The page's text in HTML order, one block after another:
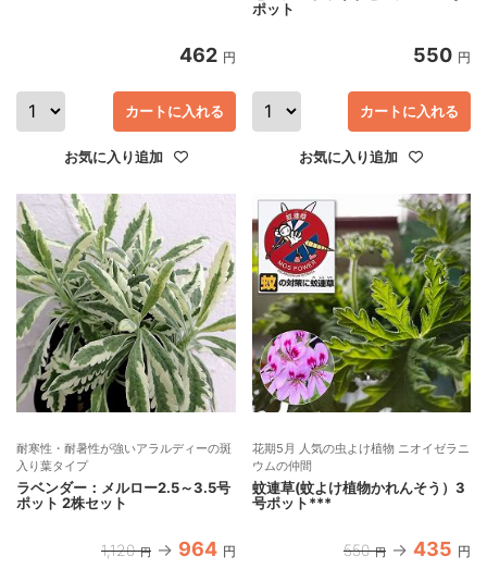
462 円
カートに入れる
お気に入り追加
ポット
550 円
カートに入れる
お気に入り追加
耐寒性・耐暑性が強いアラルディーの斑
入り葉タイプ
ラベンダー：メルロー2.5～3.5号
ポット 2株セット
1,120 円 964 円
花期5月 人気の虫よけ植物 ニオイゼラニ
ウムの仲間
蚊連草(蚊よけ植物かれんそう）3
号ポット***
550 円 435 円